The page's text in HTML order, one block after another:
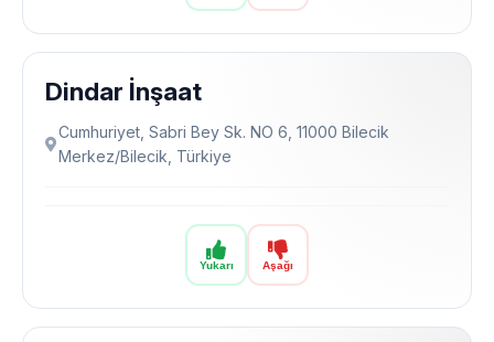
Yukarı Aşağı
Dindar İnşaat
Cumhuriyet, Sabri Bey Sk. NO 6, 11000 Bilecik
Merkez/Bilecik, Türkiye